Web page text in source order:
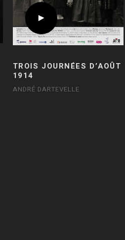
TROIS JOURNÉES D’AOÛT
1914
ANDRÉ DARTEVELLE